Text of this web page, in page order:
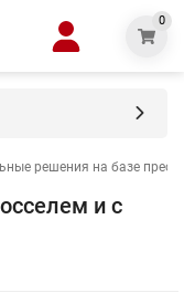
0
решения на базе
и с